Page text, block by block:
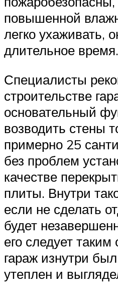
повышенной
легко ухаживать,
длительное время.
Специалисты
строительстве
основательный
возводить стены
примерно 25
без проблем
качестве
плиты. Внутри
если не сделать
будет
его следует
гараж изнутри
утеплен и